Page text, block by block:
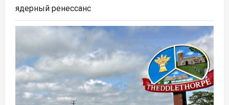
ядерный ренессанс